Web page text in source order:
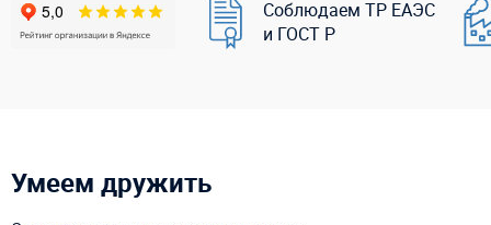
Соблюдаем ТР ЕАЭС
и ГОСТ Р
Умеем дружить